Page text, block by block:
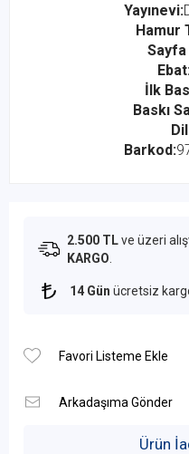
Yayınevi:
Hamur
Sayfa
İlk
Baskı
Barkod:
2.500 TLve üzeri
KARGO
14 Gün ücretsiz
Ürün